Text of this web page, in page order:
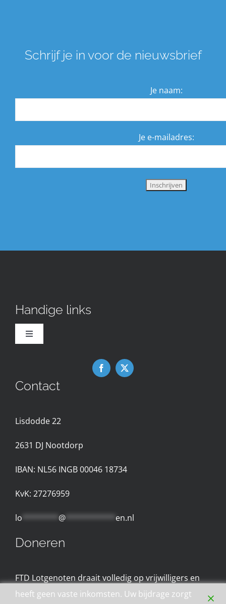
Schrijf je in voor de nieuwsbrief
Je naam:
Je e-mailadres:
Handige links
Toggle
Nieuws
Contact met de Expertgroep
Gebruiksvoorwaarden
Contact
Lisdodde 22
2631 DJ Nootdorp
IBAN: NL56 INGB 00046 18734
KvK: 27276959
lo ******** @*********** en.nl
Doneren
FTD Lotgenoten draait volledig op vrijwilligers en
heeft geen vaste inkomsten. Uw bijdrage zorgt